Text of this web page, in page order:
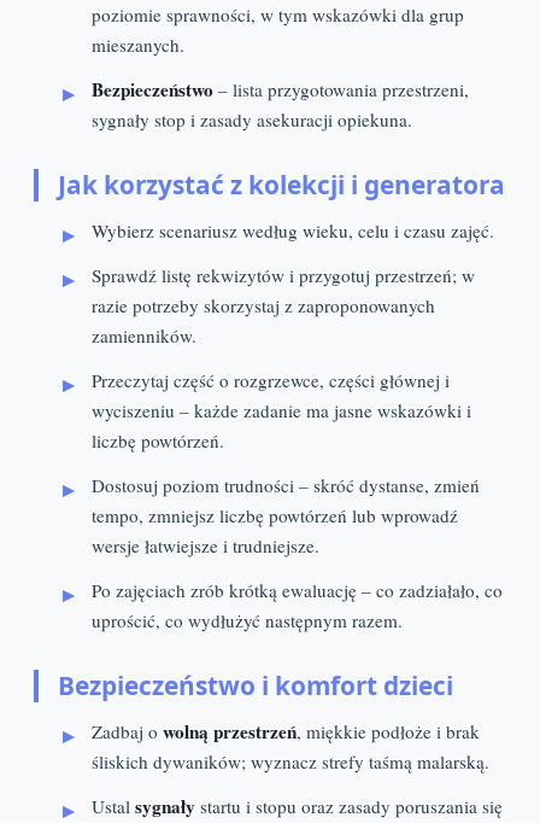
poziomie sprawności, w tym wskazówki dla grup
mieszanych.
Bezpieczeństwo – lista przygotowania przestrzeni,
sygnały stop i zasady asekuracji opiekuna.
Jak korzystać z kolekcji i generatora
Wybierz scenariusz według wieku, celu i czasu zajęć.
Sprawdź listę rekwizytów i przygotuj przestrzeń; w
razie potrzeby skorzystaj z zaproponowanych
zamienników.
Przeczytaj część o rozgrzewce, części głównej i
wyciszeniu – każde zadanie ma jasne wskazówki i
liczbę powtórzeń.
Dostosuj poziom trudności – skróć dystanse, zmień
tempo, zmniejsz liczbę powtórzeń lub wprowadź
wersje łatwiejsze i trudniejsze.
Po zajęciach zrób krótką ewaluację – co zadziałało, co
uprościć, co wydłużyć następnym razem.
Bezpieczeństwo i komfort dzieci
Zadbaj o wolną przestrzeń, miękkie podłoże i brak
śliskich dywaników; wyznacz strefy taśmą malarską.
Ustal sygnały startu i stopu oraz zasady poruszania się